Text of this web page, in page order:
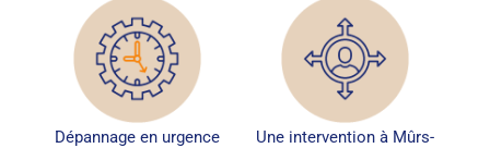
Dépannage en urgence
Une intervention à Mûrs-